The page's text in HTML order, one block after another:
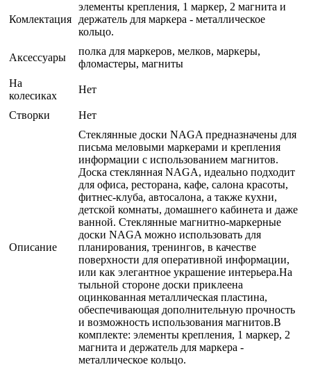
Комлектация
элементы крепления, 1 маркер, 2 магнита и
держатель для маркера - металлическое
кольцо.
Аксессуары
полка для маркеров, мелков, маркеры,
фломастеры, магниты
На
колесиках
Нет
Створки Нет
Описание
Стеклянные доски NAGA предназначены для
письма меловыми маркерами и крепления
информации с использованием магнитов.
Доска стеклянная NAGA, идеально подходит
для офиса, ресторана, кафе, салона красоты,
фитнес-клуба, автосалона, а также кухни,
детской комнаты, домашнего кабинета и даже
ванной. Стеклянные магнитно-маркерные
доски NAGA можно использовать для
планирования, тренингов, в качестве
поверхности для оперативной информации,
или как элегантное украшение интерьера.На
тыльной стороне доски приклеена
оцинкованная металлическая пластина,
обеспечивающая дополнительную прочность
и возможность использования магнитов.В
комплекте: элементы крепления, 1 маркер, 2
магнита и держатель для маркера -
металлическое кольцо.